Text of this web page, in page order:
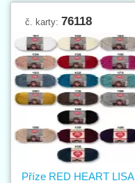
č. karty: 76118
Příze RED HEART LISA